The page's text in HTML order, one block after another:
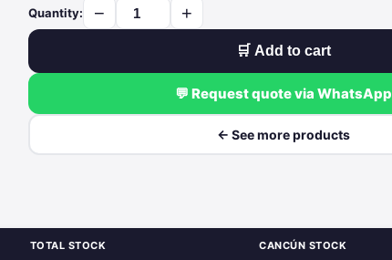
Quantity: − +
🛒 Add to cart
💬 Request quote via WhatsApp
← See more products
TOTAL STOCK CANCÚN STOCK